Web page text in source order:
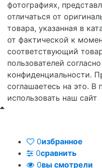
фотографиях,
отличаться от
товара, указанная в
от фактической к
соответствующий
пользователей
конфиденциальности.
соглашаетесь на это. В
использовать наш сайт
0избранное
0сравнить
0вы смотрели